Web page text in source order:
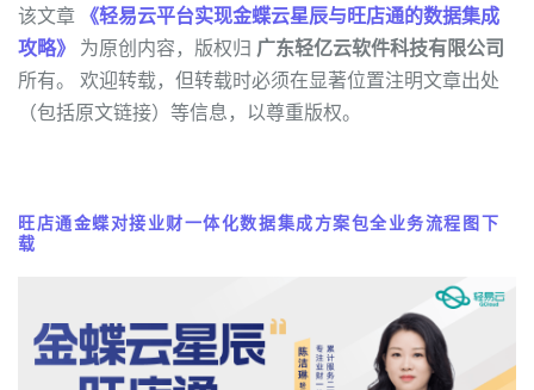
该文章 《轻易云平台实现金蝶云星辰与旺店通的数据集成
攻略》 为原创内容，版权归 广东轻亿云软件科技有限公司
所有。 欢迎转载，但转载时必须在显著位置注明文章出处
（包括原文链接）等信息，以尊重版权。
旺店通金蝶对接业财一体化数据集成方案包全业务流程图下
载